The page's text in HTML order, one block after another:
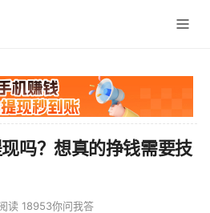
吗？想真的挣钱需要技
读 18953你问我答